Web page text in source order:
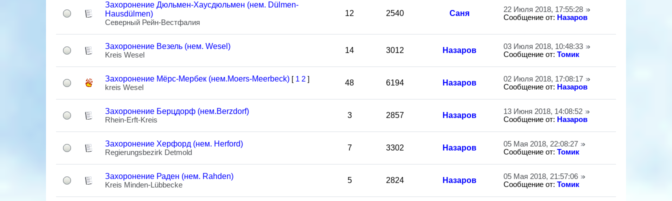
Захоронение Дюльмен-Хаусдюльмен (нем. Dülmen-
Hausdülmen)
Северный Рейн-Вестфалия
12 2540 Саня
22 Июля 2018, 17:55:28
Сообщение от: Назаров
Захоронение Везель (нем. Wesel)
Kreis Wesel
14 3012 Назаров
03 Июля 2018, 10:48:33
Сообщение от: Томик
Захоронение Мёрс-Мербек (нем.Moers-Meerbeck) [ 1 2 ]
kreis Wesel
48 6194 Назаров
02 Июля 2018, 17:08:17
Сообщение от: Назаров
Захоронение Берцдорф (нем.Berzdorf)
Rhein-Erft-Kreis
3 2857 Назаров
13 Июня 2018, 14:08:52
Сообщение от: Назаров
Захоронение Херфорд (нем. Herford)
Regierungsbezirk Detmold
7 3302 Назаров
05 Мая 2018, 22:08:27
Сообщение от: Томик
Захоронение Раден (нем. Rahden)
Kreis Minden-Lübbecke
5 2824 Назаров
05 Мая 2018, 21:57:06
Сообщение от: Томик